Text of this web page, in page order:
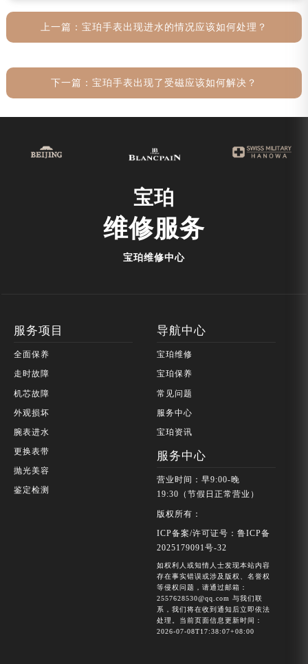
上一篇： 宝珀手表出现进水的情况应该如何处理？
下一篇： 宝珀手表出现了受磁应该如何解决？
宝珀
维修服务
宝珀维修中心
服务项目
全面保养
走时故障
机芯故障
外观损坏
腕表进水
更换表带
抛光美容
鉴定检测
导航中心
宝珀维修
宝珀保养
常见问题
服务中心
宝珀资讯
服务中心
营业时间：早9:00-晚
19:30（节假日正常营业）
版权所有：
ICP备案/许可证号：鲁ICP备
2025179091号-32
如权利人或知情人士发现本站内容
存在事实错误或涉及版权、名誉权
等侵权问题，请通过邮箱：
2557628530@qq.com 与我们联
系，我们将在收到通知后立即依法
处理。当前页面信息更新时间：
2026-07-08T17:38:07+08:00